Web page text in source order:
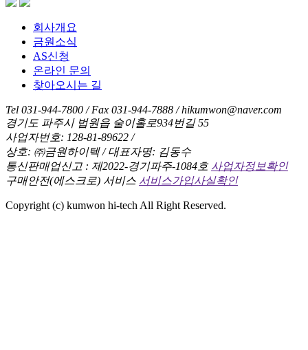
회사개요
금원소식
AS신청
온라인 문의
찾아오시는 길
Tel 031-944-7800 / Fax 031-944-7888 / hikumwon@naver.com
경기도 파주시 법원읍 술이홀로934번길 55
사업자번호: 128-81-89622 /
상호: ㈜금원하이텍 / 대표자명: 김동수
통신판매업신고 : 제2022-경기파주-1084호 사업자정보확인
구매안전(에스크로) 서비스 서비스가입사실확인
Copyright (c) kumwon hi-tech All Right Reserved.